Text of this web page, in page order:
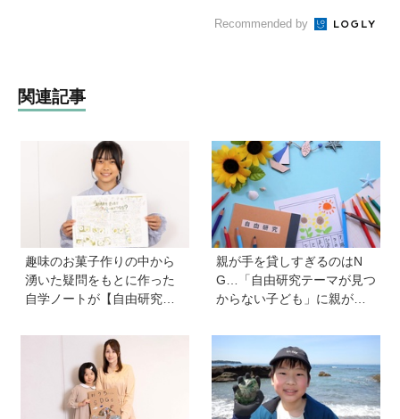
Recommended by
関連記事
趣味のお菓子作りの中から
湧いた疑問をもとに作った
自学ノートが【自由研究コ
受賞した工藤桜子さん。砂
糖の種類を変えることで、
クッキーの出来上がりにど
んな変化が起こるのかを徹
底検証！
親が手を貸しすぎるのはN
G…「自由研究テーマが見つ
からない子ども」に親がで
専門家・井上顕滋先生が解